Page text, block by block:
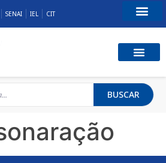
SENAI IEL CIT
BUSCAR